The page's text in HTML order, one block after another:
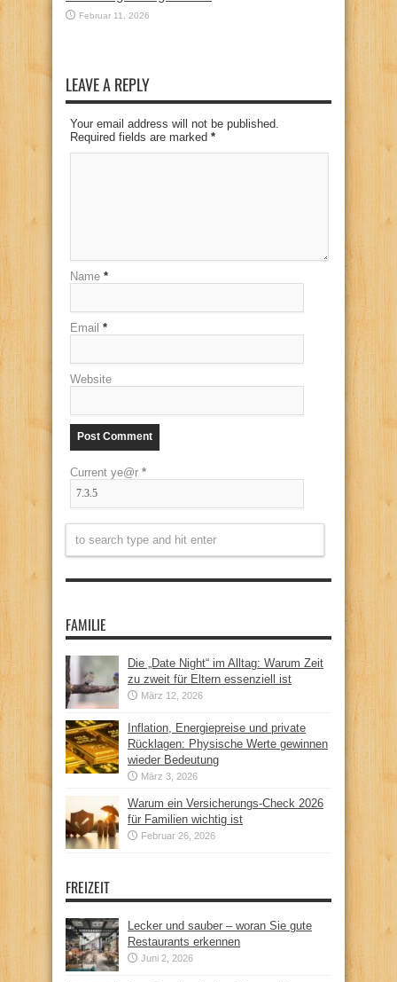
Februar 11, 2026
LEAVE A REPLY
Your email address will not be published.
Required fields are marked *
Name *
Email *
Website
Current ye@r *
FAMILIE
Die „Date Night“ im Alltag: Warum Zeit
zu zweit für Eltern essenziell ist
März 12, 2026
Inflation, Energiepreise und private
Rücklagen: Physische Werte gewinnen
wieder Bedeutung
März 3, 2026
Warum ein Versicherungs-Check 2026
für Familien wichtig ist
Februar 26, 2026
FREIZEIT
Lecker und sauber – woran Sie gute
Restaurants erkennen
Juni 2, 2026